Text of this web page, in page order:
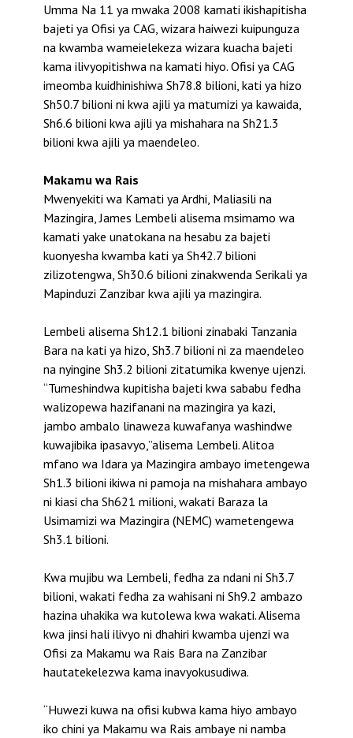
Umma Na 11 ya mwaka 2008 kamati ikishapitisha
bajeti ya Ofisi ya CAG, wizara haiwezi kuipunguza
na kwamba wameielekeza wizara kuacha bajeti
kama ilivyopitishwa na kamati hiyo. Ofisi ya CAG
imeomba kuidhinishiwa Sh78.8 bilioni, kati ya hizo
Sh50.7 bilioni ni kwa ajili ya matumizi ya kawaida,
Sh6.6 bilioni kwa ajili ya mishahara na Sh21.3
bilioni kwa ajili ya maendeleo.
Makamu wa Rais
Mwenyekiti wa Kamati ya Ardhi, Maliasili na
Mazingira, James Lembeli alisema msimamo wa
kamati yake unatokana na hesabu za bajeti
kuonyesha kwamba kati ya Sh42.7 bilioni
zilizotengwa, Sh30.6 bilioni zinakwenda Serikali ya
Mapinduzi Zanzibar kwa ajili ya mazingira.
Lembeli alisema Sh12.1 bilioni zinabaki Tanzania
Bara na kati ya hizo, Sh3.7 bilioni ni za maendeleo
na nyingine Sh3.2 bilioni zitatumika kwenye ujenzi.
“Tumeshindwa kupitisha bajeti kwa sababu fedha
walizopewa hazifanani na mazingira ya kazi,
jambo ambalo linaweza kuwafanya washindwe
kuwajibika ipasavyo,”alisema Lembeli. Alitoa
mfano wa Idara ya Mazingira ambayo imetengewa
Sh1.3 bilioni ikiwa ni pamoja na mishahara ambayo
ni kiasi cha Sh621 milioni, wakati Baraza la
Usimamizi wa Mazingira (NEMC) wametengewa
Sh3.1 bilioni.
Kwa mujibu wa Lembeli, fedha za ndani ni Sh3.7
bilioni, wakati fedha za wahisani ni Sh9.2 ambazo
hazina uhakika wa kutolewa kwa wakati. Alisema
kwa jinsi hali ilivyo ni dhahiri kwamba ujenzi wa
Ofisi za Makamu wa Rais Bara na Zanzibar
hautatekelezwa kama inavyokusudiwa.
“Huwezi kuwa na ofisi kubwa kama hiyo ambayo
iko chini ya Makamu wa Rais ambaye ni namba